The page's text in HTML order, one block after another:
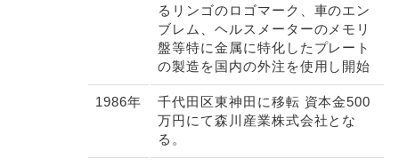
るリンゴのロゴマーク、車のエン
ブレム、ヘルスメーターのメモリ
盤等特に金属に特化したプレート
の製造を国内の外注を使用し開始
1986年
千代田区東神田に移転 資本金500
万円にて森川産業株式会社とな
る。